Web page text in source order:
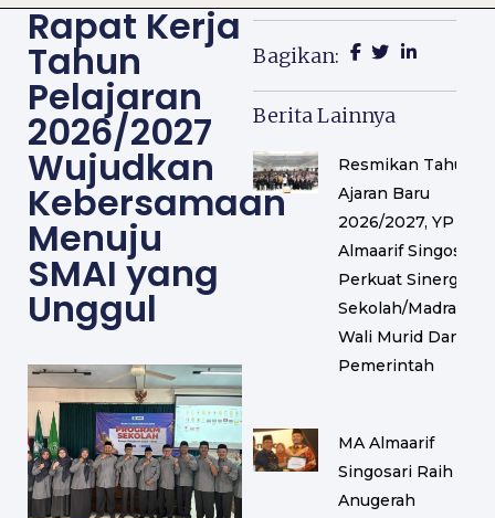
Rapat Kerja
Tahun
Pelajaran
2026/2027
Wujudkan
Kebersamaan
Menuju
SMAI yang
Unggul
Bagikan:
Berita Lainnya
Resmikan Tahun
Ajaran Baru
2026/2027, YP
Almaarif Singosari
Perkuat Sinergi
Sekolah/Madrasah,
Wali Murid Dan
Pemerintah
MA Almaarif
Singosari Raih
Anugerah